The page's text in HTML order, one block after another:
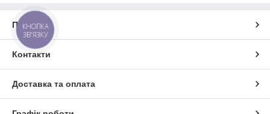
Про нас
Контакти
Доставка та оплата
КНОПКА
ЗВ'ЯЗКУ